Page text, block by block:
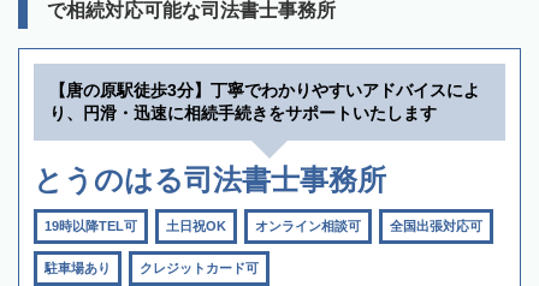
で相続対応可能な司法書士事務所
【唐の原駅徒歩3分】丁寧でわかりやすいアドバイスによ
り、円滑・迅速に相続手続きをサポートいたします
とうのはる司法書士事務所
19時以降TEL可 土日祝OK オンライン相談可 全国出張対応可
駐車場あり クレジットカード可